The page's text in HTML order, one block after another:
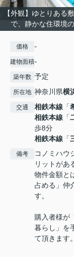
【外観】ゆとりある
で、静かな住環境
価格 -
建物面積-
築年数 予定
所在地 神奈川県横
交通 相鉄本線 「
相鉄本線 「
歩8分
相鉄本線 「
備考
コノミハウ
リットがあ
物件金額と
占める」仲
す。
購入者様が
暮らし」を
て頂きます